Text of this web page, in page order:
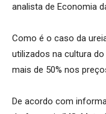
analista de Economia
Como é o caso da
utilizados na cultura
mais de 50% nos
De acordo com